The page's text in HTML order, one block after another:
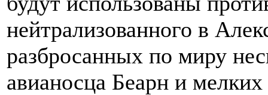
нейтрализованного в
разбросанных по миру
авианосца Беарн и